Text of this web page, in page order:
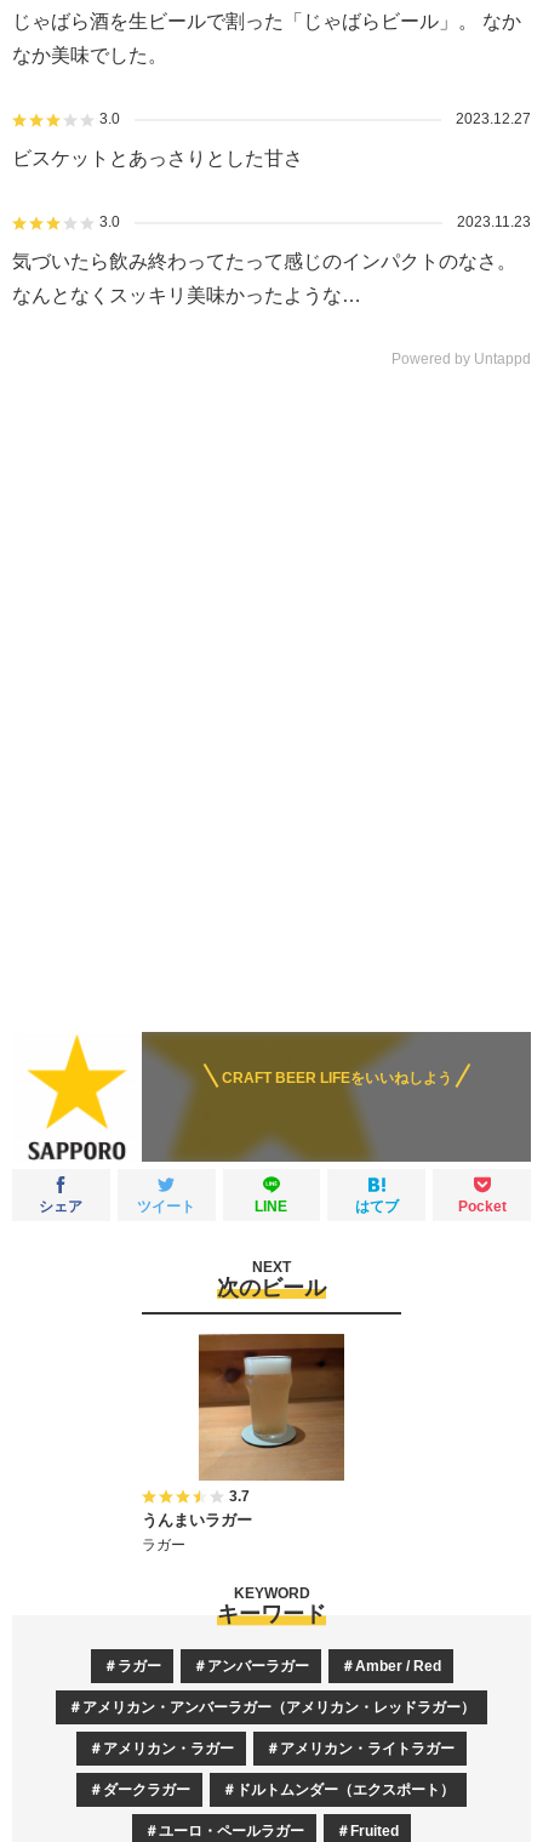
じゃばら酒を生ビールで割った「じゃばらビール」。 なか
なか美味でした。
3.0 2023.12.27
ビスケットとあっさりとした甘さ
3.0 2023.11.23
気づいたら飲み終わってたって感じのインパクトのなさ。
なんとなくスッキリ美味かったような…
Powered by Untappd
CRAFT BEER LIFEをいいねしよう
シェア ツイート LINE はてブ Pocket
次のビール
NEXT
3.7
うんまいラガー
ラガー
キーワード
KEYWORD
ラガー アンバーラガー Amber / Red
アメリカン・アンバーラガー（アメリカン・レッドラガー）
アメリカン・ラガー アメリカン・ライトラガー
ダークラガー ドルトムンダー（エクスポート）
ユーロ・ペールラガー Fruited